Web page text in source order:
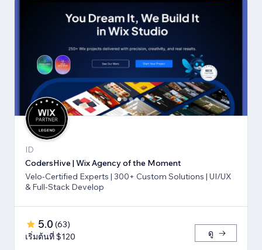
ID
CodersHive | Wix Agency of the Moment
Velo-Certified Experts | 300+ Custom Solutions | UI/UX
& Full-Stack Develop
5.0 (63)
เริ่มต้นที่ $120
ดู